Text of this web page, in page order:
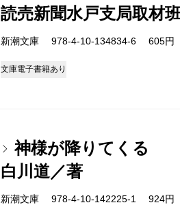
読売新聞水戸支局取材
新潮文庫 978-4-10-134834-6 605
文庫電子書籍あり
神様が降りてくる
白川道／著
新潮文庫 978-4-10-142225-1 924